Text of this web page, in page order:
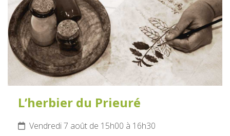
L’herbier du Prieuré
Vendredi 7 août de 15h00 à 16h30